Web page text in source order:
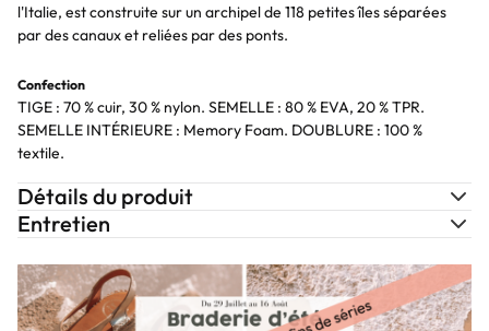
l'Italie, est construite sur un archipel de 118 petites îles séparées
par des canaux et reliées par des ponts.
Confection
TIGE : 70 % cuir, 30 % nylon. SEMELLE : 80 % EVA, 20 % TPR.
SEMELLE INTÉRIEURE : Memory Foam. DOUBLURE : 100 %
textile.
Détails du produit
Entretien